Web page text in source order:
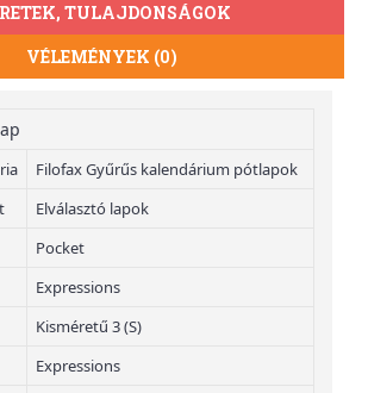
TULAJDONSÁGOK
VÉLEMÉNYEK (0)
Filofax Gyűrűs kalendárium pótlapok
Elválasztó lapok
Pocket
Expressions
Kisméretű 3 (S)
Expressions